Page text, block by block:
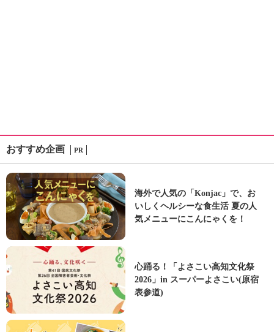
おすすめ企画 PR
海外で人気の「Konjac」で、お
いしくヘルシーな食生活 夏の人
気メニューにこんにゃくを！
心踊る！「よさこい高知文化祭
2026」in スーパーよさこい(原宿
表参道)